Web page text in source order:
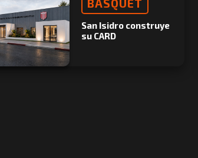
BÁSQUET
San Isidro construye
su CARD